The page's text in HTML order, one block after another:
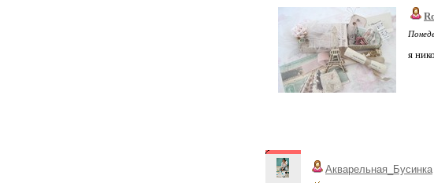
я
Акварельная_Бусинка